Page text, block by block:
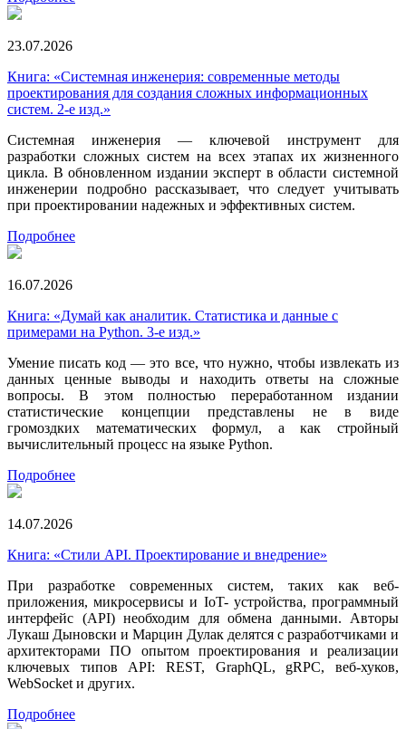
23.07.2026
Книга: «Системная инженерия: современные методы
проектирования для создания сложных информационных
систем. 2-е изд.»
Системная инженерия — ключевой инструмент для
разработки сложных систем на всех этапах их жизненного
цикла. В обновленном издании эксперт в области системной
инженерии подробно рассказывает, что следует учитывать
при проектировании надежных и эффективных систем.
Подробнее
16.07.2026
Книга: «Думай как аналитик. Статистика и данные с
примерами на Python. 3-е изд.»
Умение писать код — это все, что нужно, чтобы извлекать из
данных ценные выводы и находить ответы на сложные
вопросы. В этом полностью переработанном издании
статистические концепции представлены не в виде
громоздких математических формул, а как стройный
вычислительный процесс на языке Python.
Подробнее
14.07.2026
Книга: «Стили API. Проектирование и внедрение»
При разработке современных систем, таких как веб-
приложения, микросервисы и IoT- устройства, программный
интерфейс (API) необходим для обмена данными. Авторы
Лукаш Дыновски и Марцин Дулак делятся с разработчиками и
архитекторами ПО опытом проектирования и реализации
ключевых типов API: REST, GraphQL, gRPC, веб-хуков,
WebSocket и других.
Подробнее